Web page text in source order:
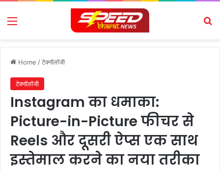
Menu
Home /टेक्नॉलॉजी
टेक्नॉलॉजी
Instagram का धमाका:
Picture-in-Picture फीचर से
Reels और दूसरी ऐप्स एक साथ
इस्तेमाल करने का नया तरीका